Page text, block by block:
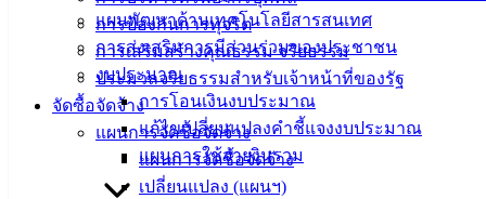
การป้องกันการทุจริต
การเสริมสร้างคุณธรรม จริยธรรม
ประมวลจริยธรรมสำหรับเจ้าหน้าที่ของรัฐ
จัดซื้อจัดจ้าง
แผนการจัดซื้อจัดจ้าง
แผนการจัดซื้อจัดจ้าง
เปลี่ยนแปลง (แผนฯ)
แผนพัฒนาด้านเทคโนโลยีสารสนเทศ
การส่งเสริมการมีส่วนร่วมของประชาชน
งบประมาณ
การโอนเงินงบประมาณ
แก้ไขเปลี่ยนแปลงคำชี้แจงงบประมาณ
แผนการใช้จ่ายงินรวม
งาน
ข่าวสาร
น่ารู้
ศุนย์
ข้อมูล
ข่าวสาร
อิเล็กทรอนิกส์